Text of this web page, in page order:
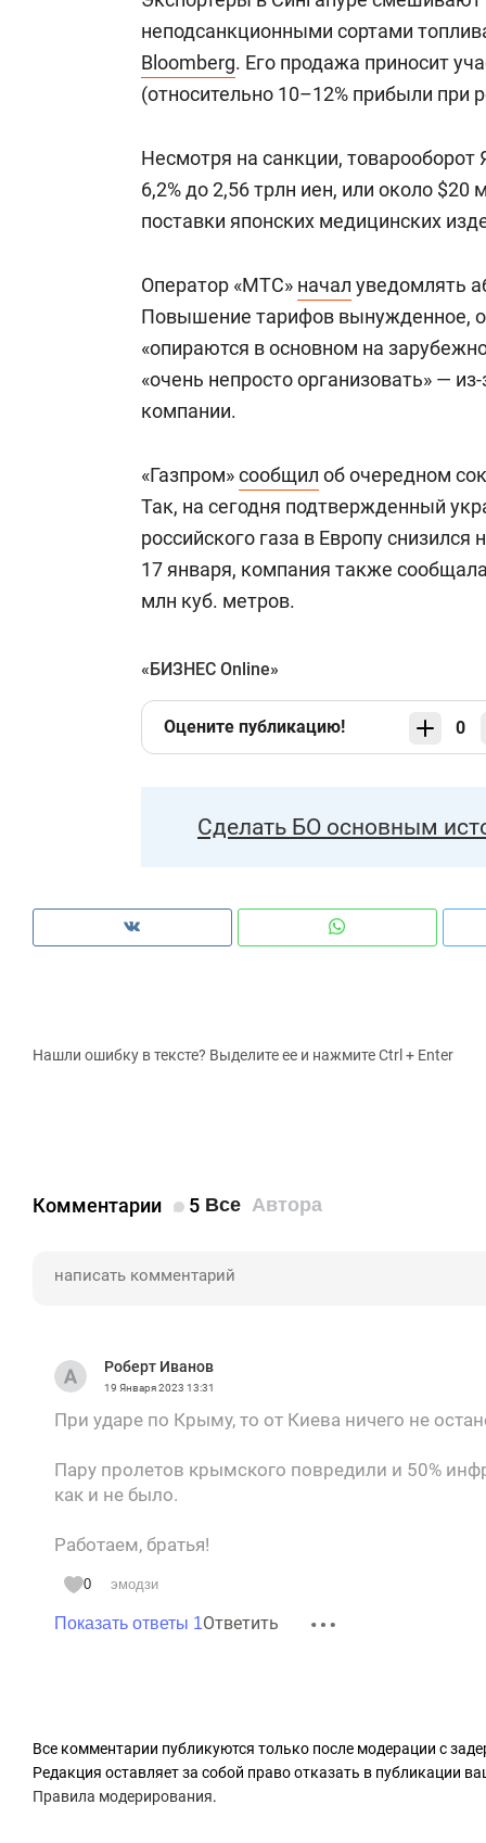
неподсанкционными сортами
Bloomberg. Его продажа приносит
(относительно 10–12% прибыли при
Несмотря на санкции, товарооборот
6,2% до 2,56 трлн иен, или около
поставки японских медицинских
Оператор «МТС» начал уведомлять
Повышение тарифов вынужденное,
«опираются в основном на
«очень непросто организовать» —
компании.
«Газпром»сообщил об очередном
Так, на сегодня подтвержденный
российского газа в Европу
17 января, компания также
млн куб. метров.
«БИЗНЕС Online»
Оцените публикацию! 0
Сделать БО основным
Нашли ошибку в тексте? Выделите ее и нажмите Ctrl + Enter
Комментарии 5 Все Автора
Роберт Иванов
19 Января 2023 13:31
При ударе по Крыму, то от Киева ничего не
Пару пролетов крымского повредили и 50%
как и не было.
Работаем, братья!
0 эмодзи
Показать ответы 1Ответить
Все комментарии публикуются только после модерации с
Редакция оставляет за собой право отказать в публикации
Правила модерирования.